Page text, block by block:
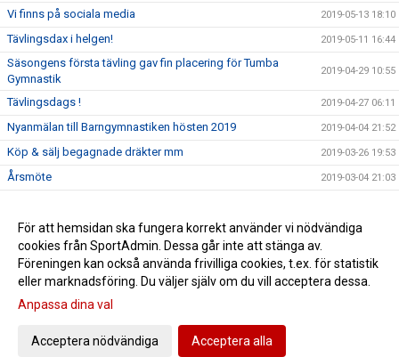
Vi finns på sociala media 2019-05-13 18:10
Tävlingsdax i helgen! 2019-05-11 16:44
Säsongens första tävling gav fin placering för Tumba
Gymnastik
2019-04-29 10:55
Tävlingsdags ! 2019-04-27 06:11
Nyanmälan till Barngymnastiken hösten 2019 2019-04-04 21:52
Köp & sälj begagnade dräkter mm 2019-03-26 19:53
Årsmöte 2019-03-04 21:03
Lediga platser i Bamsegympa 2019-01-15 23:05
Återanmälan truppgymnastik 2019-01-07 22:16
Gå till Webbversion
För att hemsidan ska fungera korrekt använder vi nödvändiga
cookies från SportAdmin. Dessa går inte att stänga av.
Föreningen kan också använda frivilliga cookies, t.ex. för statistik
eller marknadsföring. Du väljer själv om du vill acceptera dessa.
Anpassa dina val
Acceptera nödvändiga Acceptera alla